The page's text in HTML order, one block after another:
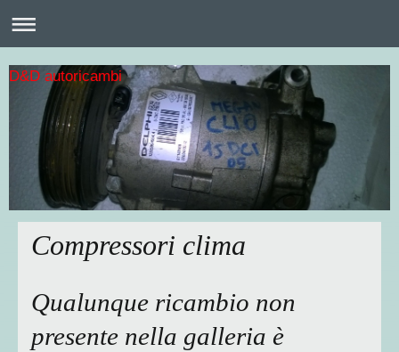
D&D autoricambi
Compressori clima
Qualunque ricambio non
presente nella galleria è